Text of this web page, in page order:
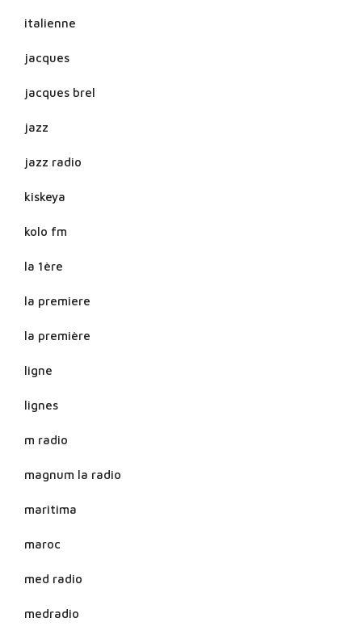
italienne
jacques
jacques brel
jazz
jazz radio
kiskeya
kolo fm
la 1ère
la premiere
la première
ligne
lignes
m radio
magnum la radio
maritima
maroc
med radio
medradio